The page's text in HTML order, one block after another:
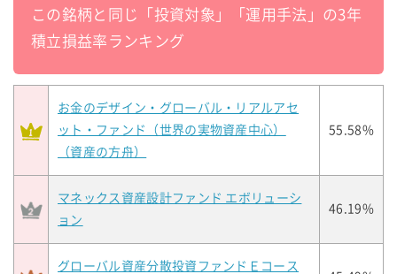
この銘柄と同じ「投資対象」「運用手法」の3年
積立損益率ランキング
お金のデザイン・グローバル・リアルアセ
ット・ファンド（世界の実物資産中心）
（資産の方舟）
55.58%
マネックス資産設計ファンド エボリューシ
ョン
46.19%
グローバル資産分散投資ファンドＥコース